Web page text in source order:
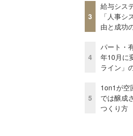
3
給与シス
「人事
由と成功
4
パート・
年10月に
ライン」
5
1on1が
では醸成
つくり方